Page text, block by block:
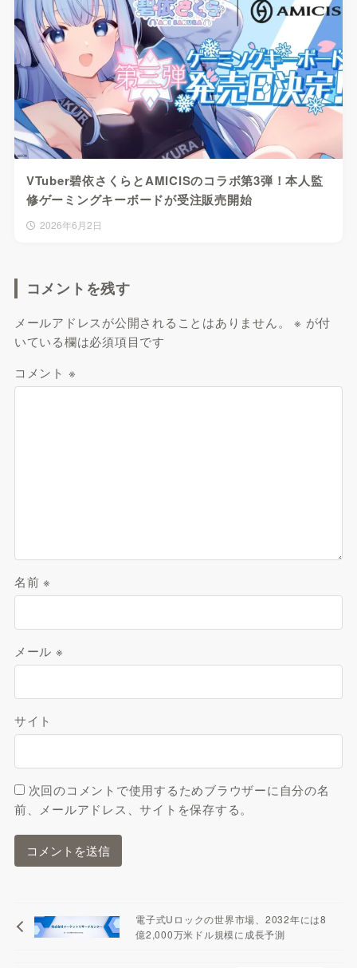
VTuber碧依さくらとAMICISのコラボ第3弾！本人監
修ゲーミングキーボードが受注販売開始
2026年6月2日
コメントを残す
メールアドレスが公開されることはありません。 ※ が付
いている欄は必須項目です
コメント ※
名前※
メール ※
サイト
次回のコメントで使用するためブラウザーに自分の名
前、メールアドレス、サイトを保存する。
電子式Uロックの世界市場、2032年には8
億2,000万米ドル規模に成長予測